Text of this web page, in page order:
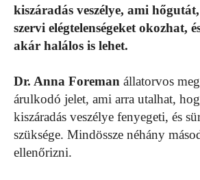
kiszáradás veszélye, ami hőgutát,
szervi elégtelenségeket okozhat,
akár halálos is lehet.
Dr. Anna Foreman állatorvos
árulkodó jelet, ami arra utalhat,
kiszáradás veszélye fenyegeti, és
szüksége. Mindössze néhány
ellenőrizni.